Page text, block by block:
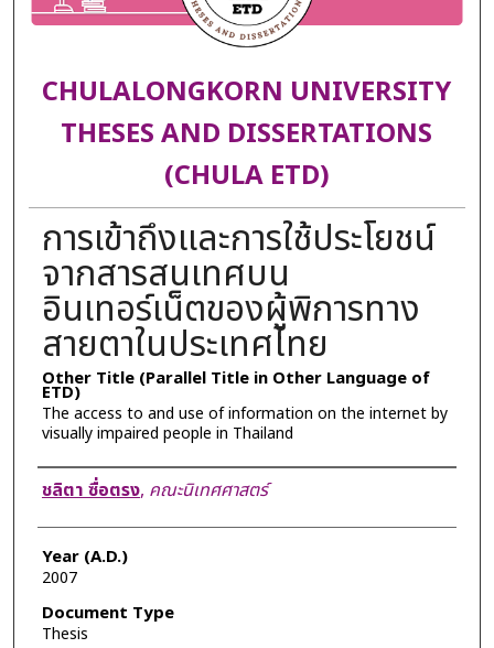
CHULALONGKORN UNIVERSITY
THESES AND DISSERTATIONS
(CHULA ETD)
การเข้าถึงและการใช้ประโยชน์
จากสารสนเทศบน
อินเทอร์เน็ตของผู้พิการทาง
สายตาในประเทศไทย
Other Title (Parallel Title in Other Language of
ETD)
The access to and use of information on the internet by
visually impaired people in Thailand
Author
ชลิตา ซื่อตรง, คณะนิเทศศาสตร์
Year (A.D.)
2007
Document Type
Thesis